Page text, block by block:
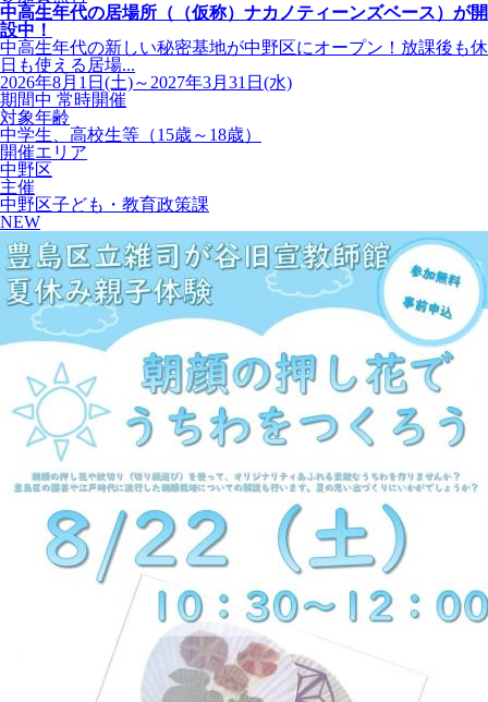
中高生年代の居場所（（仮称）ナカノティーンズベース）が開
設中！
中高生年代の新しい秘密基地が中野区にオープン！放課後も休
日も使える居場...
2026年8月1日(土)～2027年3月31日(水)
期間中 常時開催
対象年齢
中学生、高校生等（15歳～18歳）
開催エリア
中野区
主催
中野区子ども・教育政策課
NEW